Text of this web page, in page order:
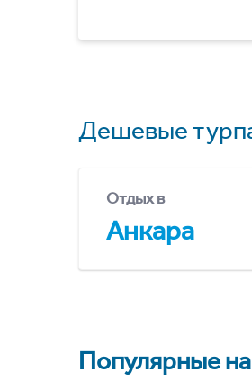
Дешевые
Отдых в
Анкара
Популярные